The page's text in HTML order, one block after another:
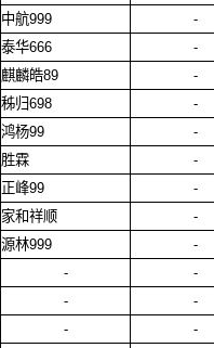
中航999
-
泰华666
-
麒麟皓89
-
秭归698
-
鸿杨99
-
胜霖
-
正峰99
-
家和祥顺
-
源林999
-
-
-
-
-
-
-